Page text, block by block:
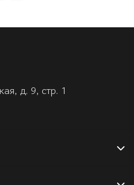
д. 9, стр. 1